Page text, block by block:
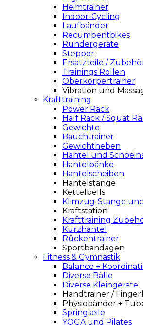
Heimtrainer
Indoor-Cycling
Laufbänder
Recumbentbikes
Rundergeräte
Stepper
Ersatzteile /
Trainings Rollen
Oberkörpertrainer
Vibration und
Krafttraining
Power Rack
Half Rack / Squat
Gewichte
Bauchtrainer
Gewichtheben
Hantel und
Hantelbänke
Hantelscheiben
Hantelstange
Kettelbells
Klimzug-Stange
Kraftstation
Krafttraining
Kurzhantel
Rückentrainer
Sportbandagen
Fitness & Gymnastik
Balance +
Diverse Bälle
Diverse Kleingeräte
Handtrainer /
Physiobänder +
Springseile
YOGA und Pilates